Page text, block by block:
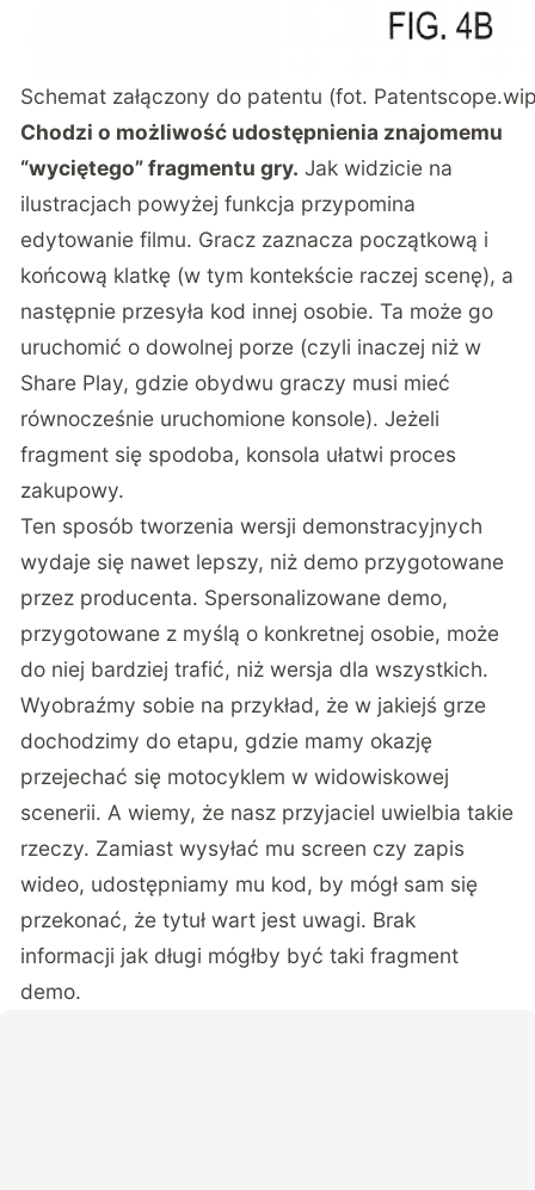
Schemat załączony do patentu (fot.
Chodzi o możliwość udostępnienia znajomemu
“wyciętego” fragmentu gry. Jak widzicie na
ilustracjach powyżej funkcja przypomina
edytowanie filmu. Gracz zaznacza początkową i
końcową klatkę (w tym kontekście raczej scenę), a
następnie przesyła kod innej osobie. Ta może go
uruchomić o dowolnej porze (czyli inaczej niż w
Share Play, gdzie obydwu graczy musi mieć
równocześnie uruchomione konsole). Jeżeli
fragment się spodoba, konsola ułatwi proces
zakupowy.
Ten sposób tworzenia wersji demonstracyjnych
wydaje się nawet lepszy, niż demo przygotowane
przez producenta. Spersonalizowane demo,
przygotowane z myślą o konkretnej osobie, może
do niej bardziej trafić, niż wersja dla wszystkich.
Wyobraźmy sobie na przykład, że w jakiejś grze
dochodzimy do etapu, gdzie mamy okazję
przejechać się motocyklem w widowiskowej
scenerii. A wiemy, że nasz przyjaciel uwielbia takie
rzeczy. Zamiast wysyłać mu screen czy zapis
wideo, udostępniamy mu kod, by mógł sam się
przekonać, że tytuł wart jest uwagi. Brak
informacji jak długi mógłby być taki fragment
demo.